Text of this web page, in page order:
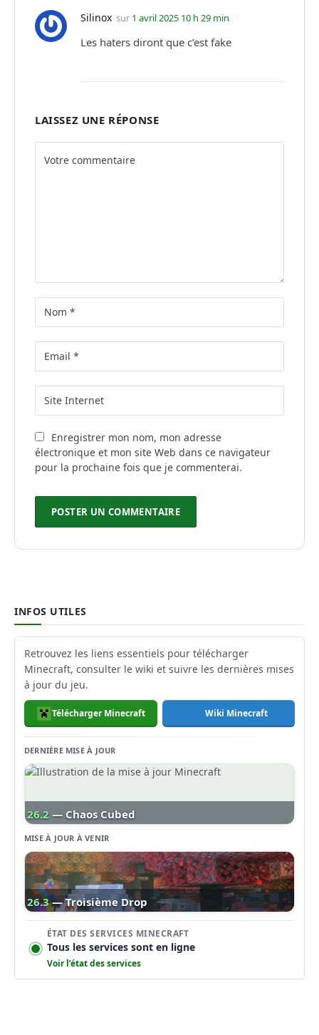
Silinox sur 1 avril 2025 10 h 29 min
Les haters diront que c’est fake
LAISSEZ UNE RÉPONSE
Enregistrer mon nom, mon adresse
électronique et mon site Web dans ce navigateur
pour la prochaine fois que je commenterai.
INFOS UTILES
Retrouvez les liens essentiels pour télécharger
Minecraft, consulter le wiki et suivre les dernières mises
à jour du jeu.
Télécharger Minecraft Wiki Minecraft
DERNIÈRE MISE À JOUR
26.2 — Chaos Cubed
MISE À JOUR À VENIR
26.3 — Troisième Drop
ÉTAT DES SERVICES MINECRAFT
Tous les services sont en ligne
Voir l’état des services